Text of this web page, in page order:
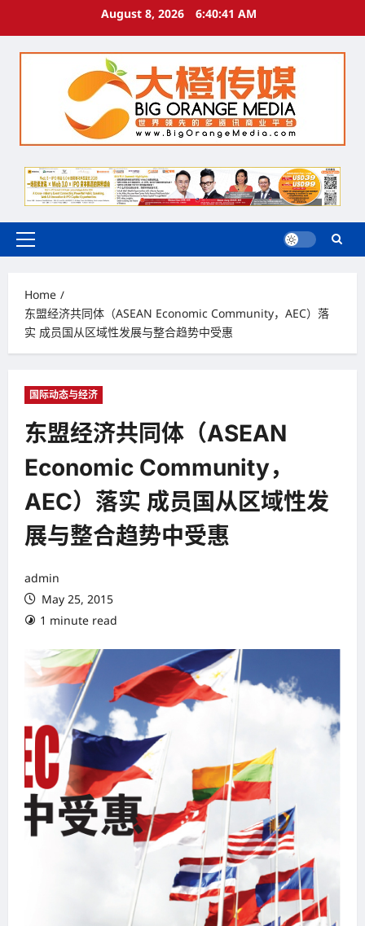
August 8, 2026 6:40:42 AM
Primary
Home
东盟经济共同体（ASEAN Economic Community，AEC）落
实 成员国从区域性发展与整合趋势中受惠
国际动态与经济
东盟经济共同体（ASEAN
Economic Community，
AEC）落实 成员国从区域性发
展与整合趋势中受惠
admin
May 25, 2015
1 minute read